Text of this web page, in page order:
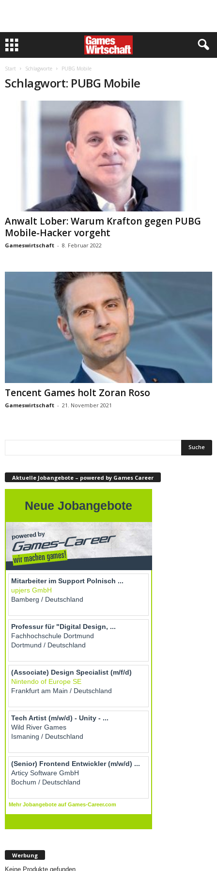
Start Schlagworte PUBG Mobile
Schlagwort: PUBG Mobile
Anwalt Lober: Warum Krafton gegen PUBG
Mobile-Hacker vorgeht
Gameswirtschaft - 8. Februar 2022
Tencent Games holt Zoran Roso
Gameswirtschaft - 21. November 2021
Aktuelle Jobangebote – powered by Games Career
Werbung
Keine Produkte gefunden.